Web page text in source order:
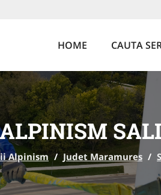
HOME CAUTA
Alpinism / Judet Maramures /